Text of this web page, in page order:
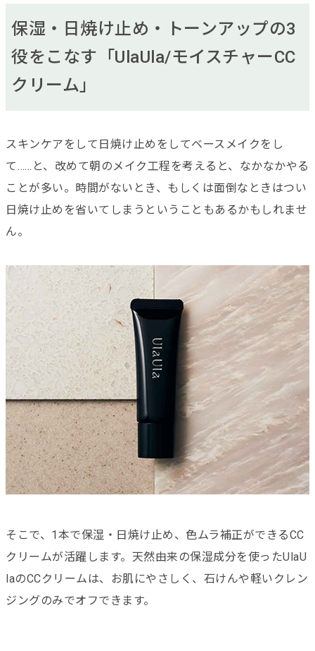
保湿・日焼け止め・トーンアップの3
役をこなす「UlaUla/モイスチャーCC
クリーム」
スキンケアをして日焼け止めをしてベースメイクをし
て……と、改めて朝のメイク工程を考えると、なかなかやる
ことが多い。時間がないとき、もしくは面倒なときはつい
日焼け止めを省いてしまうということもあるかもしれませ
ん。
そこで、1本で保湿・日焼け止め、色ムラ補正ができるCC
クリームが活躍します。天然由来の保湿成分を使ったUlaU
laのCCクリームは、お肌にやさしく、石けんや軽いクレン
ジングのみでオフできます。